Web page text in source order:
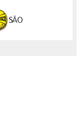
SÃO